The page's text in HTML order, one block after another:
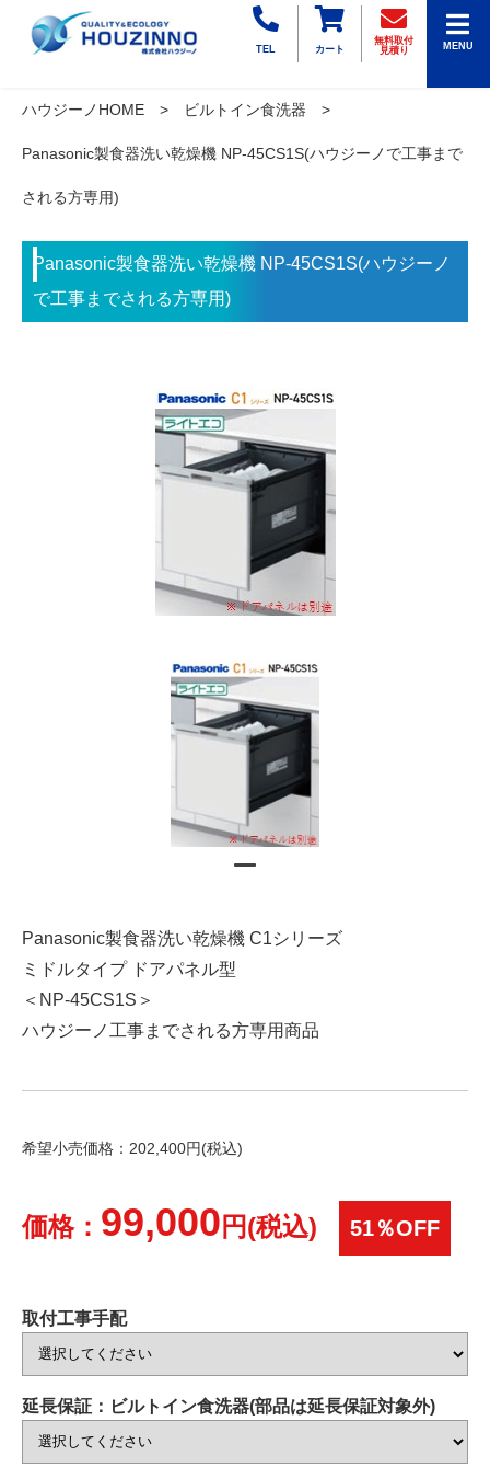
TEL カート
無料取付
見積り
MENU
ハウジーノHOME ビルトイン食洗器
Panasonic製食器洗い乾燥機 NP-45CS1S(ハウジーノで工事まで
される方専用)
Panasonic製食器洗い乾燥機 NP-45CS1S(ハウジーノ
で工事までされる方専用)
Panasonic製食器洗い乾燥機 C1シリーズ
ミドルタイプ ドアパネル型
＜NP-45CS1S＞
ハウジーノ工事までされる方専用商品
希望小売価格：202,400円(税込)
価格： 99,000 円(税込) 51％OFF
取付工事手配
延長保証：ビルトイン食洗器(部品は延長保証対象外)